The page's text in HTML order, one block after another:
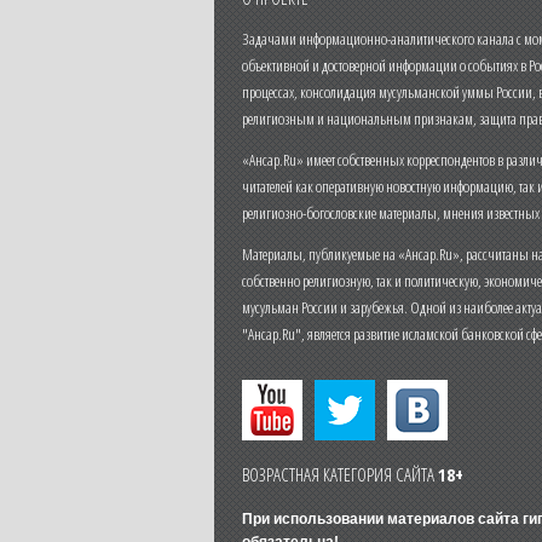
Задачами информационно-аналитического канала с
объективной и достоверной информации о событиях в
процессах, консолидация мусульманской уммы
религиозным и национальным признакам, защита
«Ансар.Ru» имеет собственных корреспондентов в
читателей как оперативную новостную информацию, так
религиозно-богословские материалы, мнения
Материалы, публикуемые на «Ансар.Ru», рассчитаны
собственно религиозную, так и политическую,
мусульман России и зарубежья. Одной из наиболее
"Ансар.Ru", является развитие исламской банковской
ВОЗРАСТНАЯ КАТЕГОРИЯ САЙТА18+
При использовании материалов сайта